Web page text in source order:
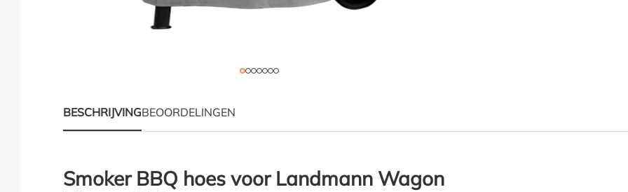
BESCHRIJVINGBEOORDELINGEN
Productinformatie "Smoker hoes 130 x 78 H: 118
Smoker BBQ hoes voor Landmann Wagon